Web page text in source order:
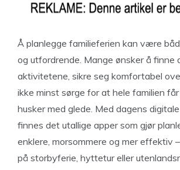
Å planlegge familieferien kan være
og utfordrende. Mange ønsker å finne
aktivitetene, sikre seg komfortabel
ikke minst sørge for at hele familien
husker med glede. Med dagens
finnes det utallige apper som gjør
enklere, morsommere og mer effektiv
på storbyferie, hyttetur eller